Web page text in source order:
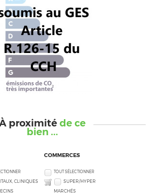
proximitéde ce
bien ...
CLINIQUES
COMMERCES
TOUT SÉLECTIONNER
SUPER/HYPER
MARCHÉS